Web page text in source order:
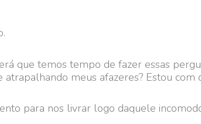
que temos tempo de fazer essas
meus afazeres? Estou com
para nos livrar logo daquele